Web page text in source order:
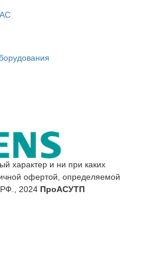
характер и ни при каких
офертой, определяемой
2024 ПроАСУТП